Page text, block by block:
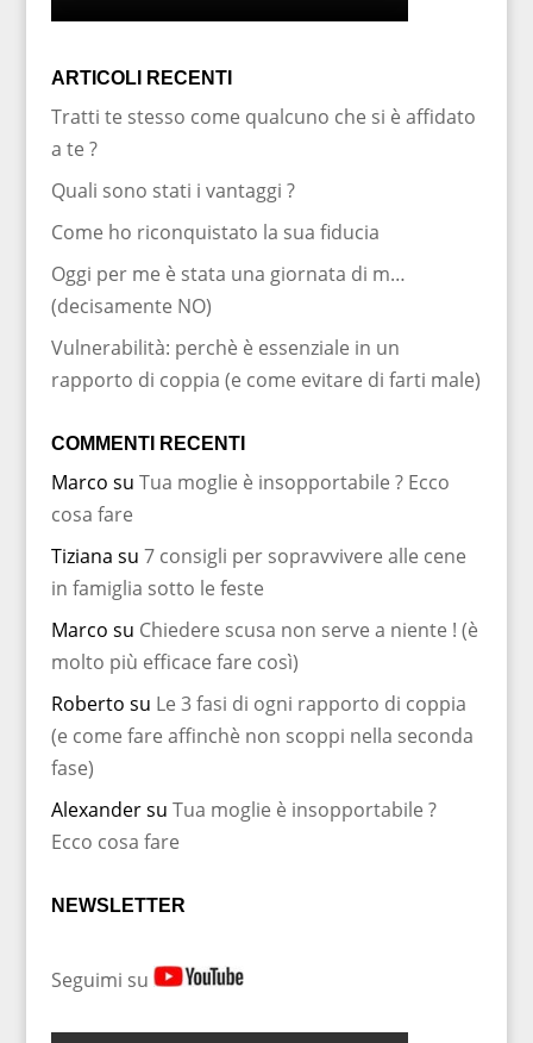
ARTICOLI RECENTI
Tratti te stesso come qualcuno che si è affidato
a te ?
Quali sono stati i vantaggi ?
Come ho riconquistato la sua fiducia
Oggi per me è stata una giornata di m…
(decisamente NO)
Vulnerabilità: perchè è essenziale in un
rapporto di coppia (e come evitare di farti male)
COMMENTI RECENTI
Marco su Tua moglie è insopportabile ? Ecco
cosa fare
Tiziana su 7 consigli per sopravvivere alle cene
in famiglia sotto le feste
Marco su Chiedere scusa non serve a niente ! (è
molto più efficace fare così)
Roberto su Le 3 fasi di ogni rapporto di coppia
(e come fare affinchè non scoppi nella seconda
fase)
Alexandersu Tua moglie è insopportabile ?
Ecco cosa fare
NEWSLETTER
Seguimi su